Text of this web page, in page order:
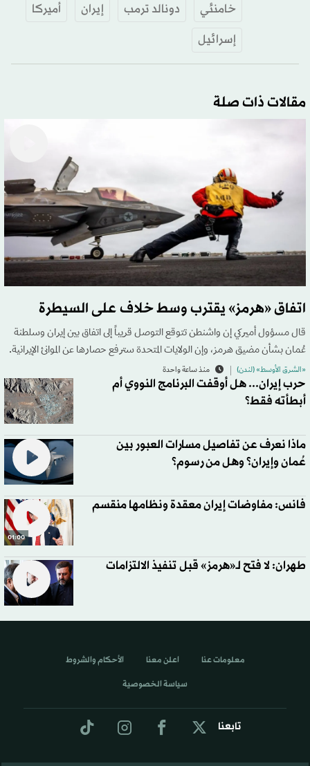
خامنئي
دونالد ترمب إيران
أميركا
إسرائيل
مقالات ذات صلة
اتفاق «هرمز» يقترب وسط خلاف على السيطرة
قال مسؤول أميركي إن واشنطن تتوقع التوصل قريباً إلى اتفاق بين إيران وسلطنة
عُمان بشأن مضيق هرمز، وإن الولايات المتحدة سترفع حصارها عن الموانئ الإيرانية.
«الشرق الأوسط» (لندن) منذ ساعة واحدة
حرب إيران... هل أوقفت البرنامج النووي أم
أبطأته فقط؟
ماذا نعرف عن تفاصيل مسارات العبور بين
عُمان وإيران؟ وهل من رسوم؟
01:00
فانس: مفاوضات إيران معقدة ونظامها منقسم
طهران: لا فتح لـ«هرمز» قبل تنفيذ الالتزامات
تابعنا
معلومات عنا اعلن معنا الأحكام والشروط
سياسة الخصوصية